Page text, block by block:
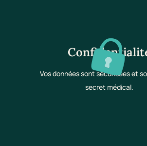
Vos données sont sécurisées et
secret médical.